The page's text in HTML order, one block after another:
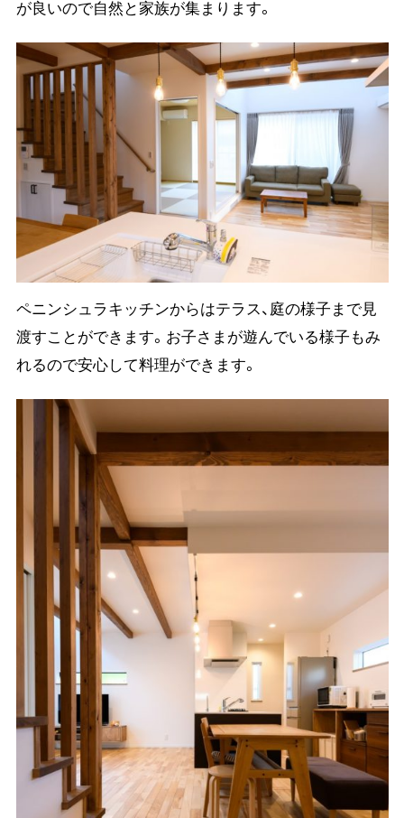
が良いので自然と家族が集まります。
ペニンシュラキッチンからはテラス、庭の様子まで見
渡すことができます。お子さまが遊んでいる様子もみ
れるので安心して料理ができます。